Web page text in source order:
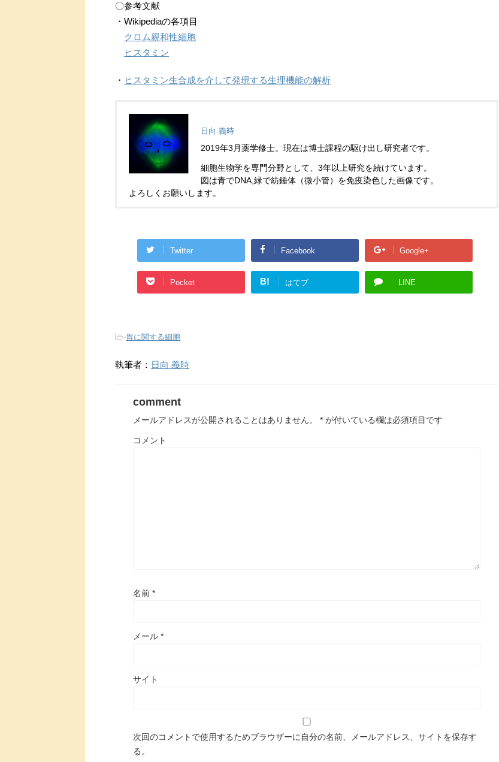
〇参考文献
・Wikipediaの各項目
クロム親和性細胞
ヒスタミン
・ ヒスタミン生合成を介して発現する生理機能の解析
日向 義時
2019年3月薬学修士。現在は博士課程の駆け出し研究者です。
細胞生物学を専門分野として、3年以上研究を続けています。
図は青でDNA,緑で紡錘体（微小管）を免疫染色した画像です。
よろしくお願いします。
Twitter Facebook Google+
Pocket B! はてブ LINE
-胃に関する細胞
執筆者： 日向 義時
comment
メールアドレスが公開されることはありません。 * が付いている欄は必須項目です
コメント
名前 *
メール *
サイト
次回のコメントで使用するためブラウザーに自分の名前、メールアドレス、サイトを保存す
る。